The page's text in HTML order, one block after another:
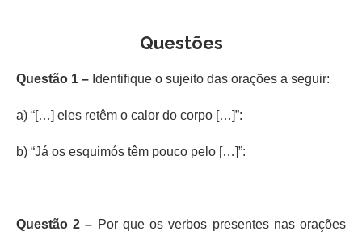
Questões
Questão 1 – Identifique o sujeito das orações a seguir:
a) “[…] eles retêm o calor do corpo […]”:
b) “Já os esquimós têm pouco pelo […]”:
Questão 2 – Por que os verbos presentes nas orações